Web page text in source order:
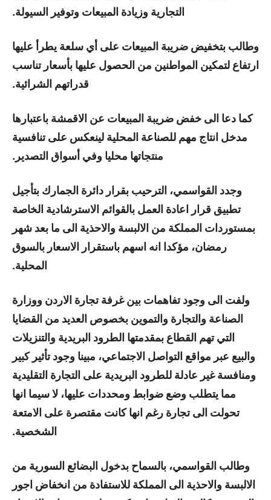
التجارية وزيادة المبيعات وتوفير السيولة.
وطالب بتخفيض ضريبة المبيعات على أي سلعة يطرأ عليها
ارتفاع لتمكين المواطنين من الحصول عليها بأسعار تناسب
قدراتهم الشرائية.
كما دعا الى خفض ضريبة المبيعات عن الاقمشة باعتبارها
مدخل انتاج مهم للصناعة المحلية لينعكس على تنافسية
منتجاتها محليا وفي أسواق التصدير.
وجدد القواسمي، الترحيب بقرار دائرة الجمارك بتأجيل
تطبيق قرار اعادة العمل بالقوائم الاسترشادية الخاصة
بمستوردات المملكة من الالبسة والاحذية الى ما بعد شهر
رمضان، مؤكدا انه اسهم باستقرار الاسعار بالسوق
المحلية.
ولفت الى وجود تفاهمات بين غرفة تجارة الاردن ووزارة
الصناعة والتجارة والتموين بخصوص العديد من القضايا
التي تهم القطاع بمقدمتها الطرود البريدية والتنزيلات
والبيع عبر مواقع التواصل الاجتماعي، مبينا وجود تأثير كبير
ومنافسة غير عادلة للطرود البريدية على التجارة التقليدية
مما يتطلب وضع ضوابط ومحددات عليها، لا سيما انها
تحولت الى تجارة رغم انها كانت مقتصرة على الامتعة
الشخصية.
وطالب القواسمي، بالسماح بدخول البضائع السورية من
الالبسة والاحذية الى المملكة للاستفادة من انخفاض اجور